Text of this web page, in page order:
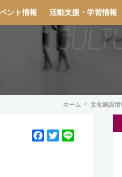
ント情報 活動支援・学習情報
ホーム 文化施設情
F
T